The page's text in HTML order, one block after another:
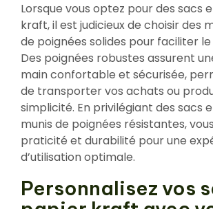
Lorsque vous optez pour des sacs
kraft, il est judicieux de choisir des
de poignées solides pour faciliter
Des poignées robustes assurent
main confortable et sécurisée,
de transporter vos achats ou
simplicité. En privilégiant des sacs
munis de poignées résistantes,
praticité et durabilité pour une
d’utilisation optimale.
Personnalisez vos